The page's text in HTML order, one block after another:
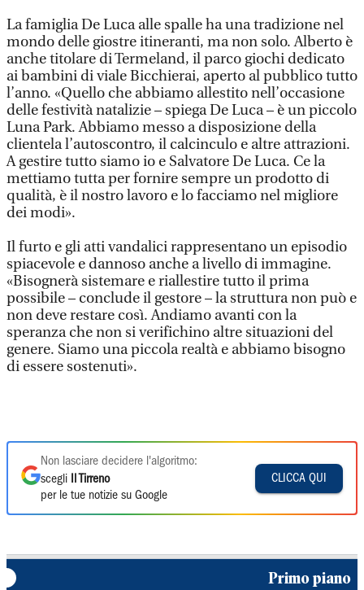
La famiglia De Luca alle spalle ha una tradizione nel
mondo delle giostre itineranti, ma non solo. Alberto è
anche titolare di Termeland, il parco giochi dedicato
ai bambini di viale Bicchierai, aperto al pubblico tutto
l’anno. «Quello che abbiamo allestito nell’occasione
delle festività natalizie – spiega De Luca – è un piccolo
Luna Park. Abbiamo messo a disposizione della
clientela l’autoscontro, il calcinculo e altre attrazioni.
A gestire tutto siamo io e Salvatore De Luca. Ce la
mettiamo tutta per fornire sempre un prodotto di
qualità, è il nostro lavoro e lo facciamo nel migliore
dei modi».
Il furto e gli atti vandalici rappresentano un episodio
spiacevole e dannoso anche a livello di immagine.
«Bisognerà sistemare e riallestire tutto il prima
possibile – conclude il gestore – la struttura non può e
non deve restare così. Andiamo avanti con la
speranza che non si verifichino altre situazioni del
genere. Siamo una piccola realtà e abbiamo bisogno
di essere sostenuti».
Non lasciare decidere l'algoritmo:
scegli
Il Tirreno
per le tue notizie su Google
CLICCA QUI
Primo piano